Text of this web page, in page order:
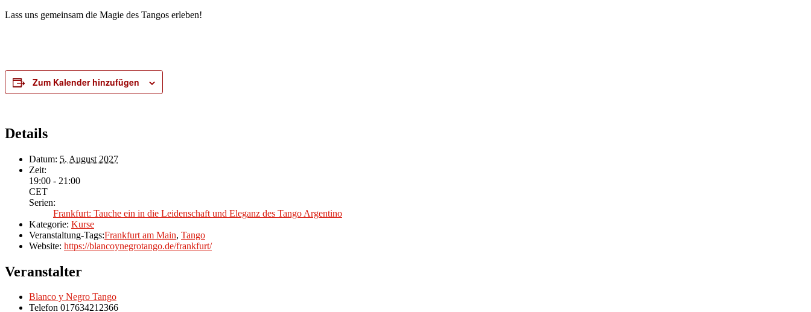
Lass uns gemeinsam die Magie des Tangos erleben!
Zum Kalender hinzufügen
Details
Datum: 5. August 2027
Zeit:
19:00 - 21:00
CET
Serien:
Frankfurt: Tauche ein in die Leidenschaft und Eleganz des Tango Argentino
Kategorie: Kurse
Veranstaltung-Tags:Frankfurt am Main, Tango
Website: https://blancoynegrotango.de/frankfurt/
Veranstalter
Blanco y Negro Tango
Telefon 017634212366